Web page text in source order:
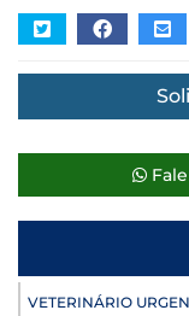
Fale
VETERINÁRIO